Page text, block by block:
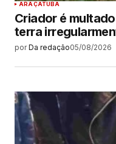
ARAÇATUBA
Criador é
terra
por Da redação05/08/2026